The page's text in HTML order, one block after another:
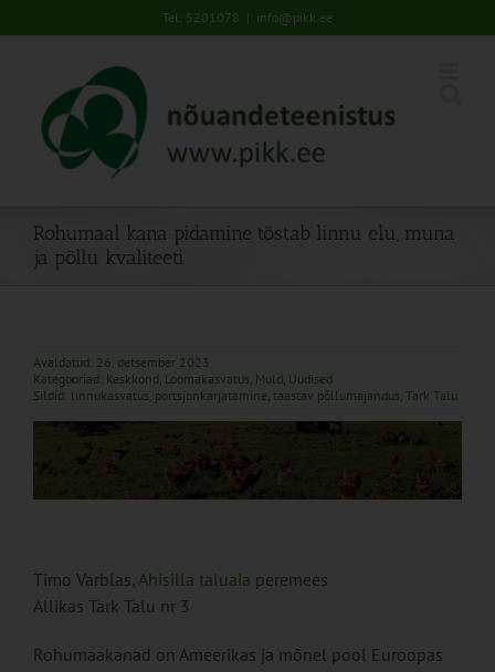
to
Tel: 5201078 | info@pikk.ee
Rohumaal kana pidamine tõstab linnu elu, muna
ja põllu kvaliteeti
Avaldatud: 26. detsember 2023
Kategooriad: Keskkond, Loomakasvatus, Muld, Uudised
Sildid: linnukasvatus, portsjonkarjatamine, taastav põllumajandus, Tark Talu
Timo Varblas,Ahisilla taluaia peremees
Allikas Tark Talu nr 3
Rohumaakanad on Ameerikas ja mõnel pool Euroopas